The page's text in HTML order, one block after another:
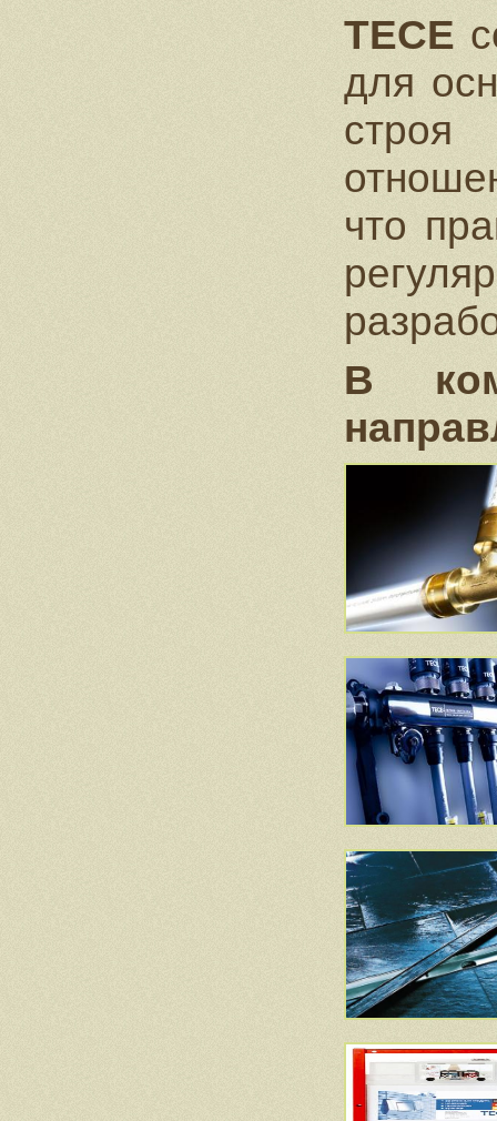
ТЕСЕ
для
что
В